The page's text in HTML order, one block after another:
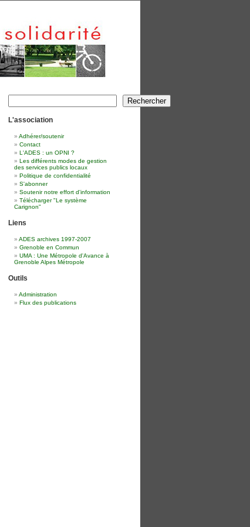
Rechercher Rechercher
L'association
Adhérer/soutenir
Contact
L'ADES : un OPNI ?
Les différents modes de gestion
des services publics locaux
Politique de confidentialité
S'abonner
Soutenir notre effort d'information
Télécharger "Le système
Carignon"
Liens
ADES archives 1997-2007
Grenoble en Commun
UMA : Une Métropole d'Avance à
Grenoble Alpes Métropole
Outils
Administration
Flux des publications